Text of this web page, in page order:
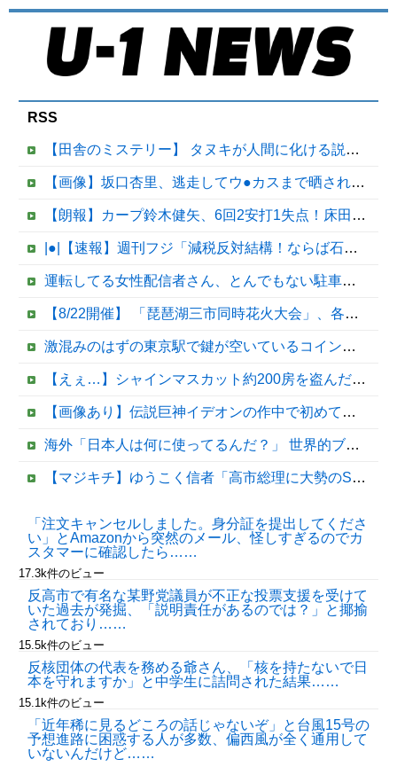
RSS
【田舎のミステリー】 タヌキが人間に化ける説、これ多分マジ
【画像】坂口杏里、逃走してウ●カスまで晒されるｗｗｗｗｗ
【朗報】カープ鈴木健矢、6回2安打1失点！床田の代役先発で快投し鯉党に絶賛される！
|●|【速報】週刊フジ「減税反対結構！ならば石破太郎と河野茂は離党してケジメをつけろ」
運転してる女性配信者さん、とんでもない駐車テクニックを見せつけてネット民をドン引きさせるｗｗｗｗｗｗ他
【8/22開催】 「琵琶湖三市同時花火大会」、各市公式「そんな花火大会は存在しない」→ 高価チケットを購入した人達がSNS阿鼻叫喚
激混みのはずの東京駅で鍵が空いているコインロッカーが散見、「ラッキー」と思って中を確認してみると……
【えぇ…】シャインマスカット約200房を盗んだ男の自宅を調べた結果ｗｗｗｗｗｗｗｗ
【画像あり】伝説巨神イデオンの作中で初めてイデオンガンを使用しその威力を目にした主人公達の反応がこちら…
海外「日本人は何に使ってるんだ？」 世界的ブームの日本の食品、買ってみたものの使い道が分からない外国人が続出
【マジキチ】ゆうこく信者「高市総理に大勢のSP。税金の無駄遣いです」→『山上のようなテロリストのせい』とリプされ「山上君が犯人だとまだ思っておら...
世界でバズったスペイン国民の怒り
Powered by livedoor 相互RSS
「注文キャンセルしました。身分証を提出してくださ
い」とAmazonから突然のメール、怪しすぎるのでカ
スタマーに確認したら……
17.3k件のビュー
反高市で有名な某野党議員が不正な投票支援を受けて
いた過去が発掘、「説明責任があるのでは？」と揶揄
されており……
15.5k件のビュー
反核団体の代表を務める爺さん、「核を持たないで日
本を守れますか」と中学生に詰問された結果……
15.1k件のビュー
「近年稀に見るどころの話じゃないぞ」と台風15号の
予想進路に困惑する人が多数、偏西風が全く通用して
いないんだけど……